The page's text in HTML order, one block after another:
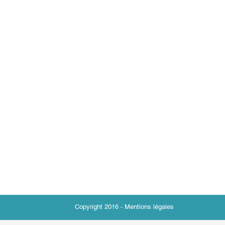
Copyright 2016 - Mentions légales